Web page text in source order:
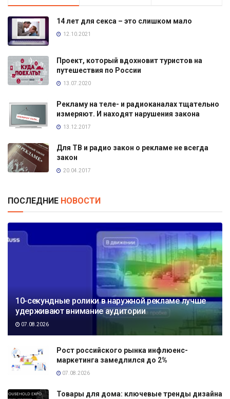
14 лет для секса – это слишком мало
12.10.2021
Проект, который вдохновит туристов на
путешествия по России
13.07.2020
Рекламу на теле- и радиоканалах тщательно
измеряют. И находят нарушения закона
13.12.2017
Для ТВ и радио закон о рекламе не всегда
закон
20.04.2017
ПОСЛЕДНИЕ НОВОСТИ
10-секундные ролики в наружной рекламе лучше
удерживают внимание аудитории
07.08.2026
Рост российского рынка инфлюенс-
маркетинга замедлился до 2%
07.08.2026
Товары для дома: ключевые тренды дизайна